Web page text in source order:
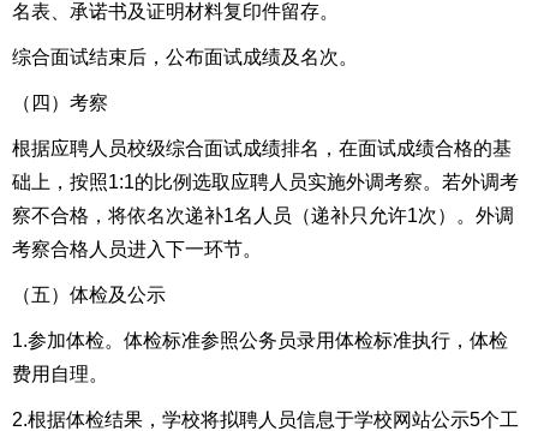
名表、承诺书及证明材料复印件留存。
综合面试结束后，公布面试成绩及名次。
（四）考察
根据应聘人员校级综合面试成绩排名，在面试成绩合格的基
础上，按照1:1的比例选取应聘人员实施外调考察。若外调考
察不合格，将依名次递补1名人员（递补只允许1次）。外调
考察合格人员进入下一环节。
（五）体检及公示
1.参加体检。体检标准参照公务员录用体检标准执行，体检
费用自理。
2.根据体检结果，学校将拟聘人员信息于学校网站公示5个工